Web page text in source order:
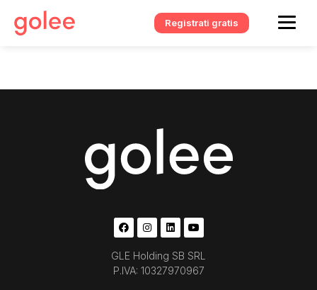
Registrati gratis
GLE Holding SB SRL
P.IVA: 10327970967